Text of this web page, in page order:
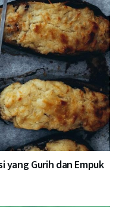
yang Gurih dan Empuk